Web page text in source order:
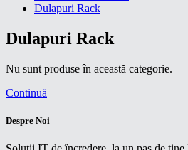
Dulapuri Rack
Dulapuri Rack
Nu sunt produse în această categorie.
Continuă
Despre Noi